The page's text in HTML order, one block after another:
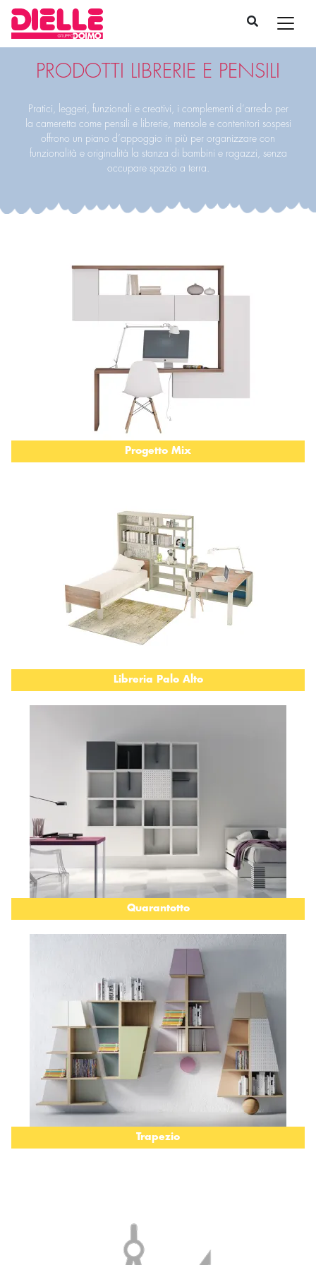
PRODOTTI LIBRERIE E PENSILI
Pratici, leggeri, funzionali e creativi, i complementi d’arredo per
la cameretta come pensili e librerie, mensole e contenitori sospesi
offrono un piano d’appoggio in più per organizzare con
funzionalità e originalità la stanza di bambini e ragazzi, senza
occupare spazio a terra.
Progetto Mix
Libreria Palo Alto
Quarantotto
Trapezio